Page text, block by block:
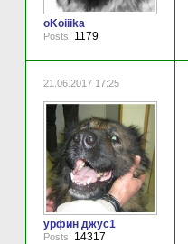
oKoiiika
Posts: 1179
21.06.2017 17:25
урфин джус1
Posts: 14317